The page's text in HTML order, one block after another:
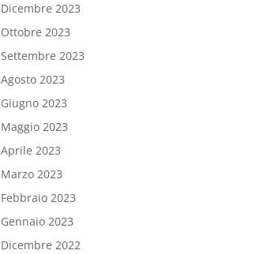
Dicembre 2023
Ottobre 2023
Settembre 2023
Agosto 2023
Giugno 2023
Maggio 2023
Aprile 2023
Marzo 2023
Febbraio 2023
Gennaio 2023
Dicembre 2022